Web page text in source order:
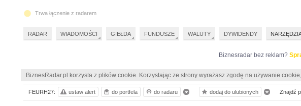
Biznesradar bez reklam?
BiznesRadar.pl korzysta z plików cookie. Korzystając ze strony wyrażasz zgodę na używanie
FEURH27: ustaw alert do portfela do radaru dodaj do ulubionych Znajdź
Trwa łączenie z radarem
RADAR WIADOMOŚCI GIEŁDA FUNDUSZE WALUTY DYWIDENDY